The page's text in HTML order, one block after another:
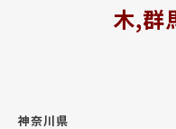
木,群
神奈川県